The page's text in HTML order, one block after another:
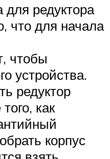
для редуктора
что для начала
чтобы
устройства.
редуктор
как
корпус